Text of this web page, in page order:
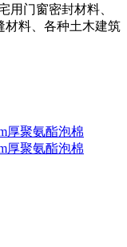
用门窗密封材料、
材料、各种土木建筑
厚聚氨酯泡棉
厚聚氨酯泡棉